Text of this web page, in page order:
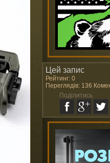
Цей запис
Рейтинг: 0
Переглядів: 136
Поділитись